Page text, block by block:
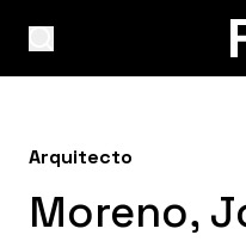
Arquitecto
Moreno,